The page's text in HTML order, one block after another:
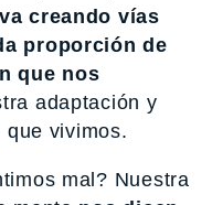
creando vías
proporción de
que nos
adaptación y
vivimos.
mal? Nuestra